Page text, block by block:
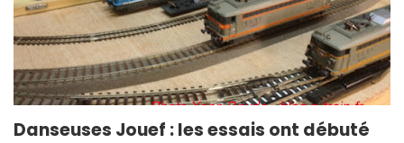
Danseuses Jouef : les essais ont débuté